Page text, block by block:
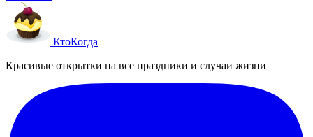
КтоКогда
Красивые открытки на все праздники и случаи жизни